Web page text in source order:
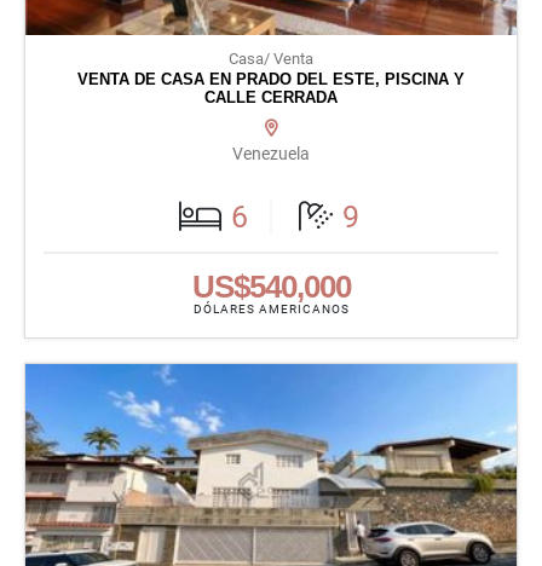
Casa/ Venta
VENTA DE CASA EN PRADO DEL ESTE, PISCINA Y
CALLE CERRADA
Venezuela
6 9
US$540,000
DÓLARES AMERICANOS